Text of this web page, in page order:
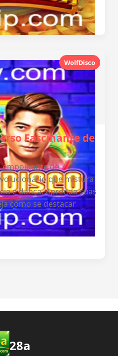
WolfDisco
Fascinante de
de
que mistura
e dança. Aprenda suas
como se destacar
28a